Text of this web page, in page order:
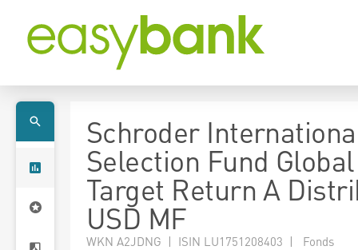
Schroder
Selection Fund Global
Target Return A
USD MF
WKN A2JDNG | ISIN LU1751208403 | Fonds